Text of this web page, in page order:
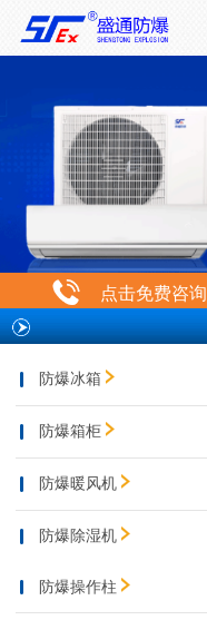
点击免费咨询
防爆冰箱
防爆箱柜
防爆暖风机
防爆除湿机
防爆操作柱